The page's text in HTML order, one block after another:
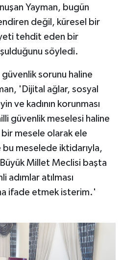
Yayman, bugün
değil, küresel bir
tehdit eden bir
söyledi.
sorunu haline
'Dijital ağlar, sosyal
ve kadının korunması
güvenlik meselesi haline
mesele olarak ele
bu meselede iktidarıyla,
Millet Meclisi başta
adımlar atılması
ifade etmek isterim.'